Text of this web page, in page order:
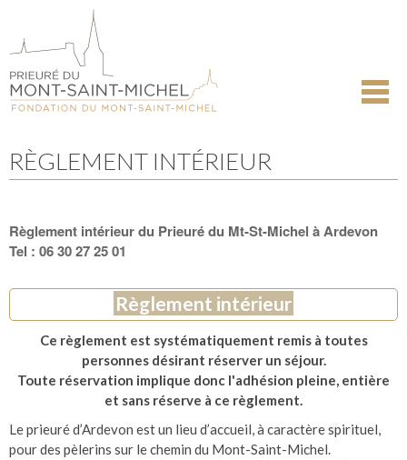
Aller
la
navigation
RÈGLEMENT INTÉRIEUR
Règlement intérieur du Prieuré du Mt-St-Michel à Ardevon
Tel : 06 30 27 25 01
Règlement intérieur
Ce règlement est systématiquement remis à toutes
personnes désirant réserver un séjour.
Toute réservation implique donc l'adhésion pleine, entière
et sans réserve à ce règlement.
Le prieuré d’Ardevon est un lieu d’accueil, à caractère spirituel,
pour des pèlerins sur le chemin du Mont-Saint-Michel.